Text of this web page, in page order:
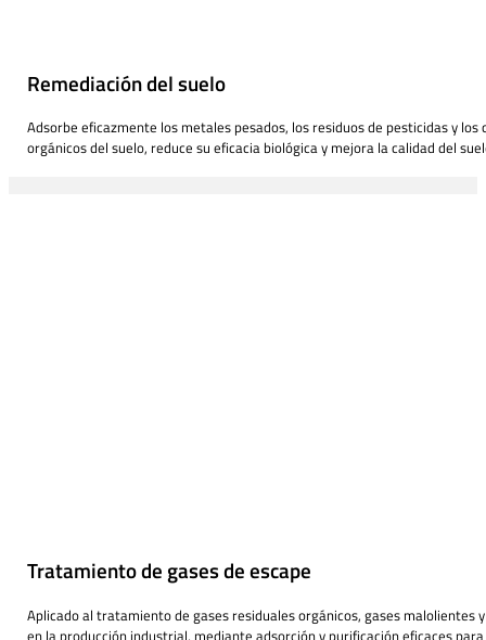
Remediación del suelo
Adsorbe eficazmente los metales pesados, los residuos de pesticidas y
orgánicos del suelo, reduce su eficacia biológica y mejora la calidad del
Tratamiento de gases de escape
Aplicado al tratamiento de gases residuales orgánicos, gases malolientes
en la producción industrial, mediante adsorción y purificación eficaces